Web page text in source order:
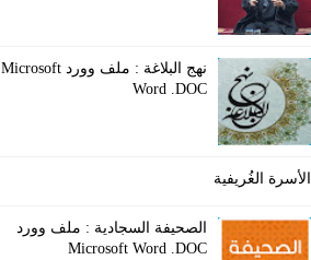
نهج البلاغة : ملف وورد Microsoft
Word .DOC
الأسرة الغُريفية
الصحيفة السجادية : ملف وورد
Microsoft Word .DOC